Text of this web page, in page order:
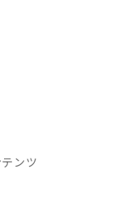
ンツ